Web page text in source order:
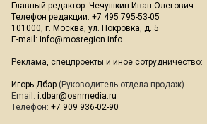
Главный редактор: Чечушкин Иван Олегович.
Телефон редакции: +7 495 795-53-05
101000, г. Москва, ул. Покровка, д. 5
E-mail: info@mosregion.info
Реклама, спецпроекты и иное сотрудничество:
Игорь Дбар (Руководитель отдела продаж)
Email: i.dbar@osnmedia.ru
Телефон: +7 909 936-02-90